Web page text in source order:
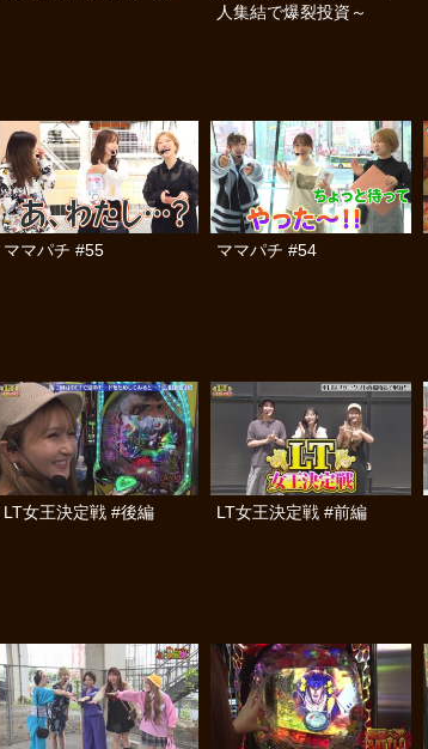
人集結で爆裂投資～
ママパチ #55 ママパチ #54
LT女王決定戦 #後編 LT女王決定戦 #前編